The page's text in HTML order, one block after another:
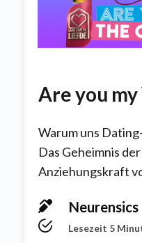
Are you
Warum uns
Das Geheimnis
Anziehungskraft
Neurensics
Lesezeit 5